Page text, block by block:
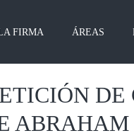
FIRMA ÁREAS